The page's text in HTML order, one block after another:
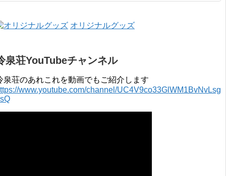
2015年 4月 〜 2016年 3月 2014年 4月 〜 2015年 3月 2013...
オリジナルグッズ
泉荘YouTubeチャンネル
泉荘のあれこれを動画でもご紹介します
www.youtube.com/channel/UC4V9co33GlWM1BvNvLsg